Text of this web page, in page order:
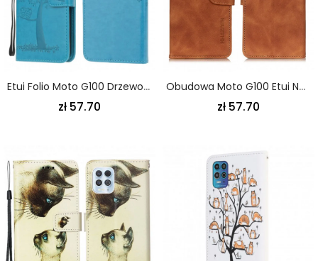
Etui Folio Moto G100 Drzewo I Sowy Pasiaste Etui Ochronne
zł 57.70
Obudowa Moto G100 Etui Na Telefon Efekt Skóry Vintage Khazneh
zł 57.70